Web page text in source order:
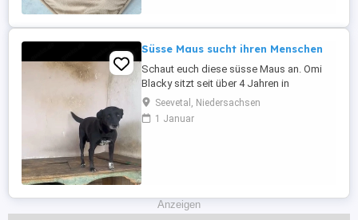
widmen kann, die sie verdient; sie liebt
Kinder und versteht ...
Süsse Maus sucht ihren Menschen
Schaut euch diese süsse Maus an. Omi
Blacky sitzt seit über 4 Jahren in
Rumänien in einer Tötungstation. Ihr Blick,
sie sucht, sehnsucht nach Liebe und
einem schönen Zuhause . Sie wünscht
Seevetal, Niedersachsen
1 Januar
Anzeigen